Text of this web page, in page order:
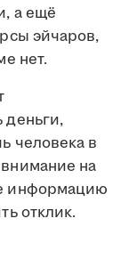
а ещё
эйчаров,
нет.
деньги,
человека в
на
информацию
отклик.